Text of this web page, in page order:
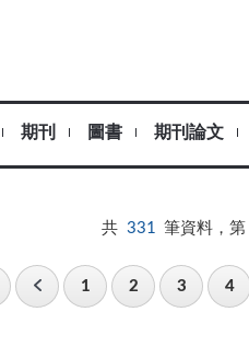
期刊 圖書 期刊論文
共 331 筆資料，第
1 2 3 4